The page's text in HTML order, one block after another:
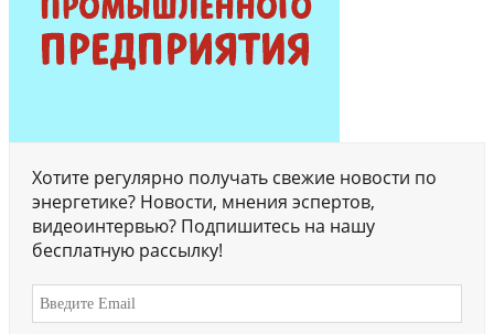
Хотите регулярно получать свежие новости по
энергетике? Новости, мнения эспертов,
видеоинтервью? Подпишитесь на нашу
бесплатную рассылку!